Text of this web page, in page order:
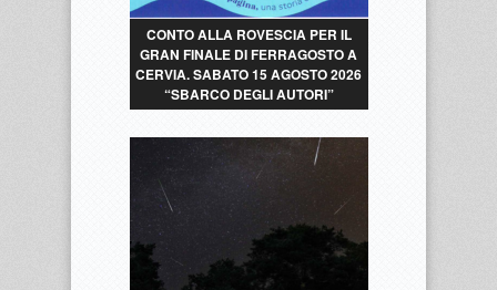
CONTO ALLA ROVESCIA PER IL
GRAN FINALE DI FERRAGOSTO A
CERVIA. SABATO 15 AGOSTO 2026
“SBARCO DEGLI AUTORI”